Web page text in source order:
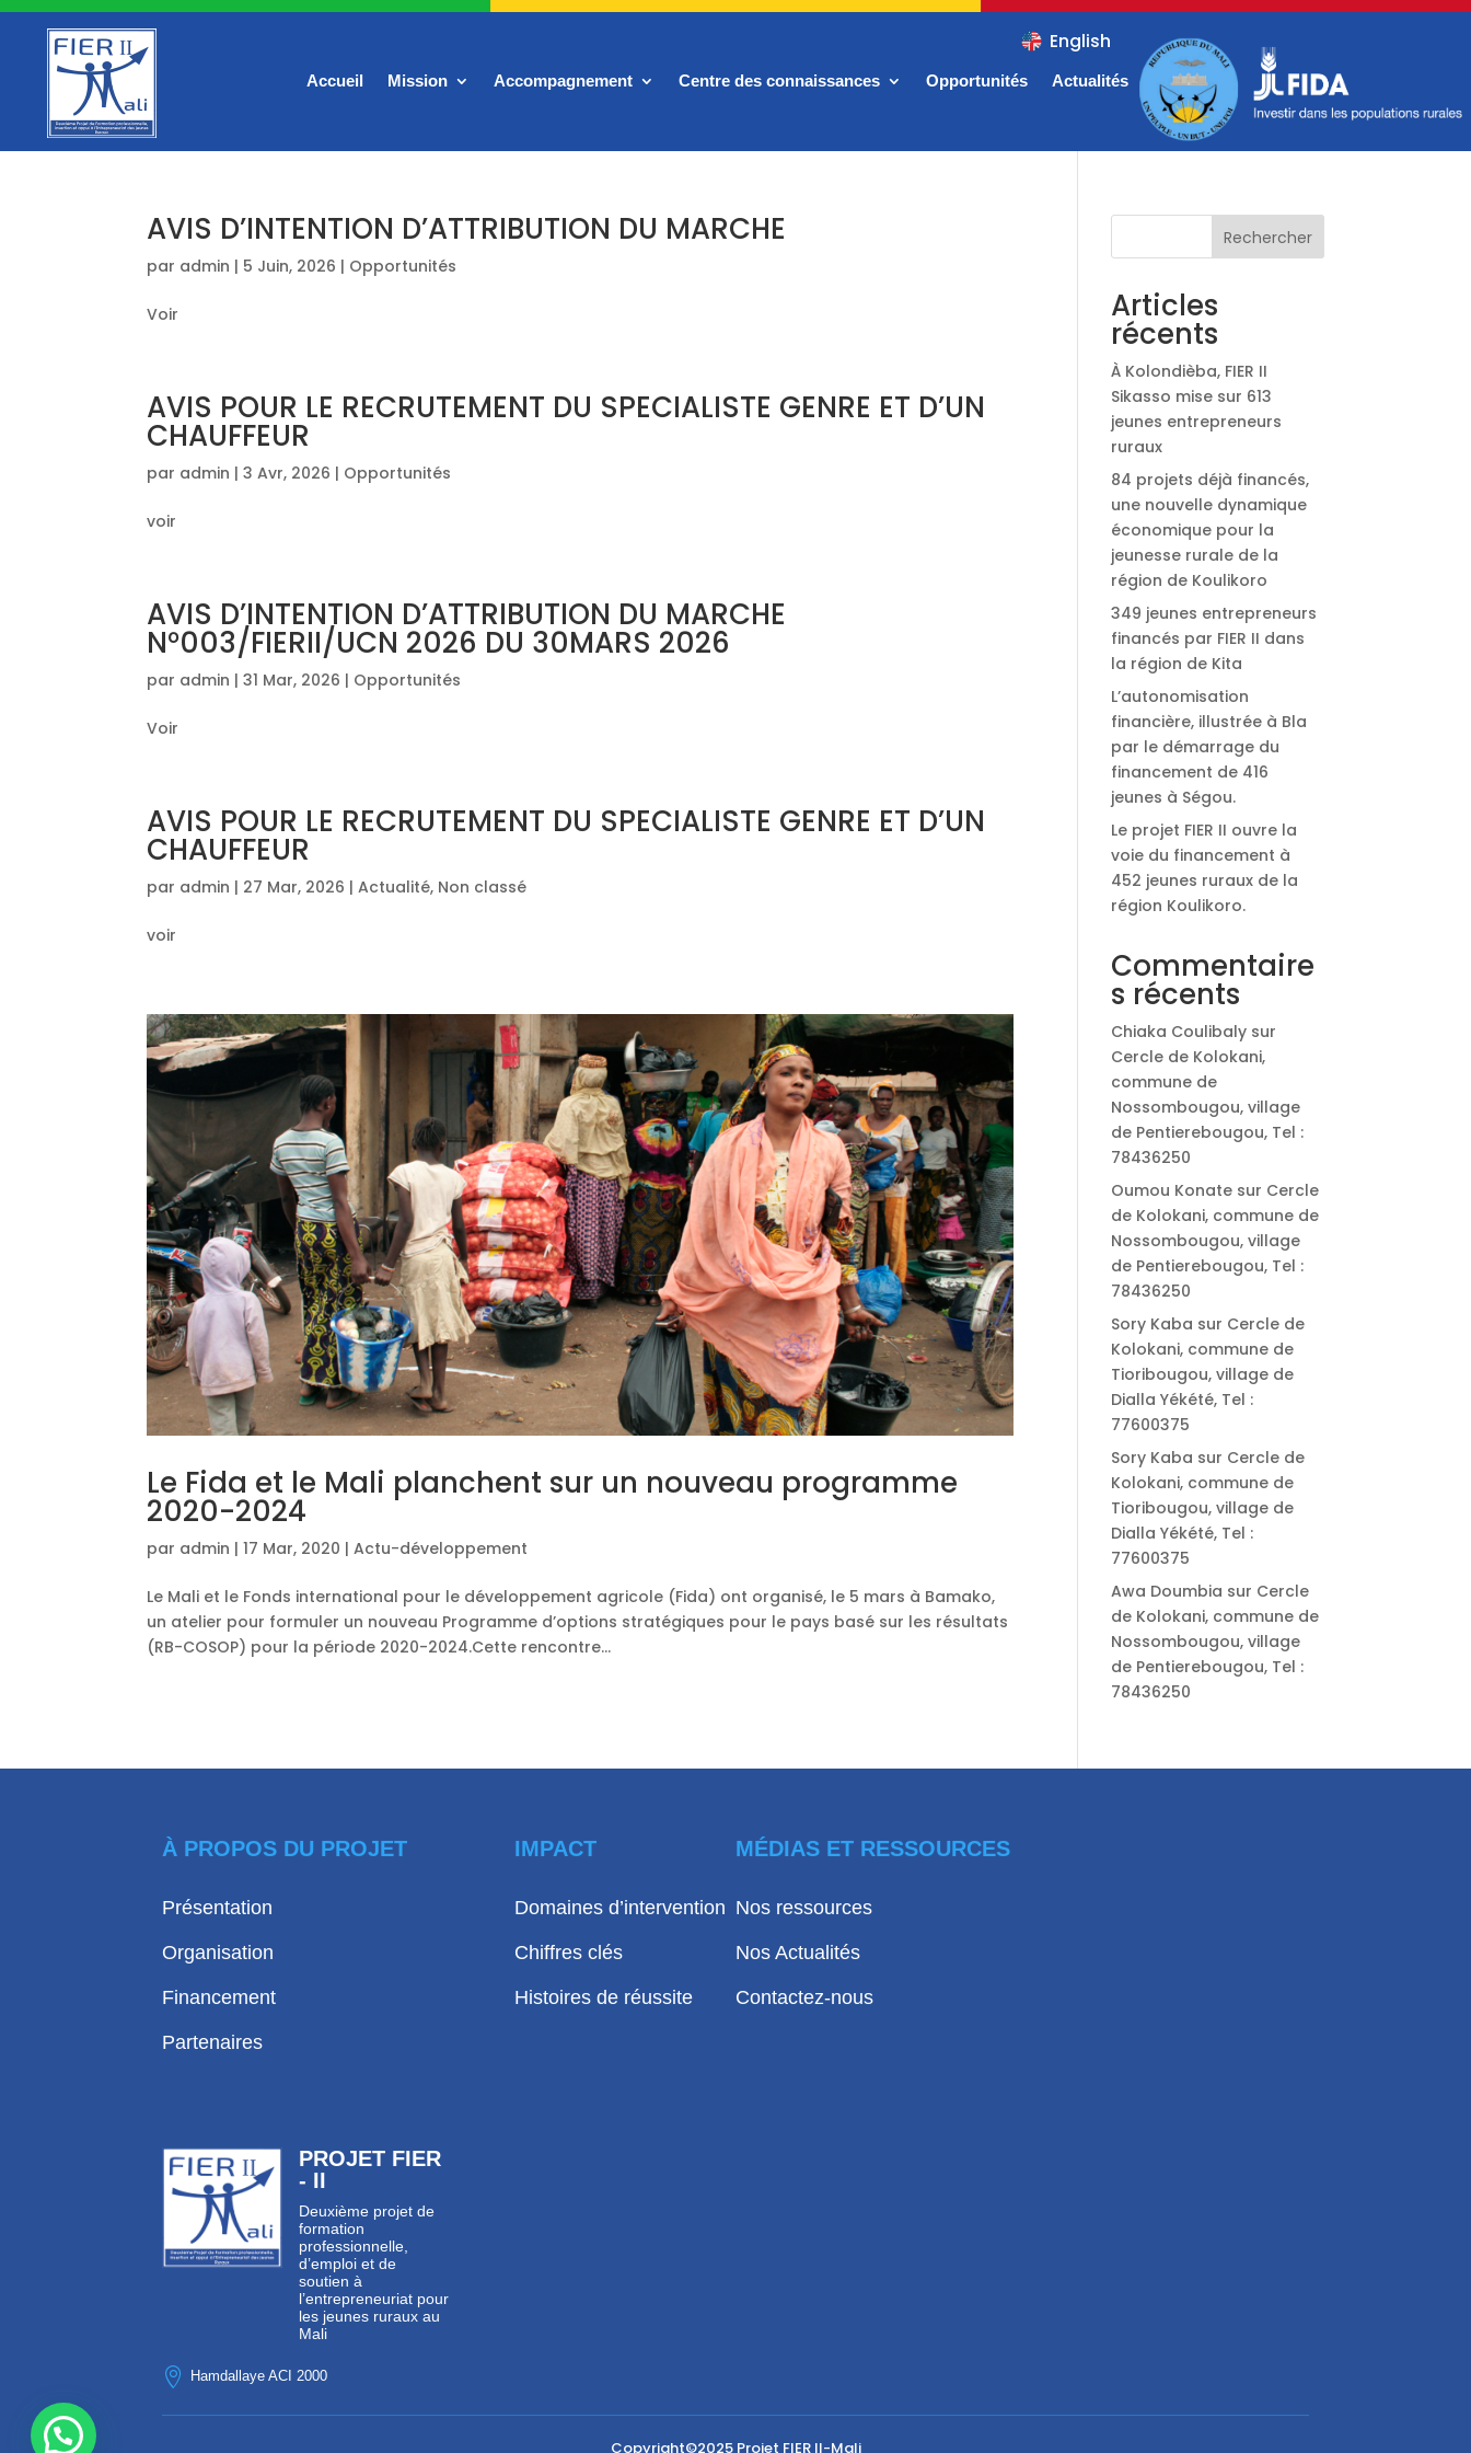
Accueil Mission Accompagnement Centre des connaissances Opportunités Actualités
English
AVIS D’INTENTION D’ATTRIBUTION DU MARCHE
par admin | 5 Juin, 2026 | Opportunités
Voir
AVIS POUR LE RECRUTEMENT DU SPECIALISTE GENRE ET D’UN
CHAUFFEUR
par admin |3 Avr, 2026 | Opportunités
voir
AVIS D’INTENTION D’ATTRIBUTION DU MARCHE
N°003/FIERII/UCN 2026 DU 30MARS 2026
par admin |31 Mar, 2026 | Opportunités
Voir
AVIS POUR LE RECRUTEMENT DU SPECIALISTE GENRE ET D’UN
CHAUFFEUR
par admin | 27 Mar, 2026 |Actualité, Non classé
voir
Le Fida et le Mali planchent sur un nouveau programme
2020-2024
par admin |17 Mar, 2020 |Actu-développement
Le Mali et le Fonds international pour le développement agricole (Fida) ont organisé, le 5 mars à Bamako,
un atelier pour formuler un nouveau Programme d’options stratégiques pour le pays basé sur les résultats
(RB-COSOP) pour la période 2020-2024.Cette rencontre...
Rechercher
Articles
récents
À Kolondièba, FIER II
Sikasso mise sur 613
jeunes entrepreneurs
ruraux
84 projets déjà financés,
une nouvelle dynamique
économique pour la
jeunesse rurale de la
région de Koulikoro
349 jeunes entrepreneurs
financés par FIER II dans
la région de Kita
L’autonomisation
financière, illustrée à Bla
par le démarrage du
financement de 416
jeunes à Ségou.
Le projet FIER II ouvre la
voie du financement à
452 jeunes ruraux de la
région Koulikoro.
Commentaire
s récents
Chiaka Coulibaly sur
Cercle de Kolokani,
commune de
Nossombougou, village
de Pentierebougou, Tel :
78436250
Oumou Konate sur Cercle
de Kolokani, commune de
Nossombougou, village
de Pentierebougou, Tel :
78436250
Sory Kaba sur Cercle de
Kolokani, commune de
Tioribougou, village de
Dialla Yékété, Tel :
77600375
Sory Kaba sur Cercle de
Kolokani, commune de
Tioribougou, village de
Dialla Yékété, Tel :
77600375
Awa Doumbia sur Cercle
de Kolokani, commune de
Nossombougou, village
de Pentierebougou, Tel :
78436250
À PROPOS DU PROJET
Présentation
Organisation
Financement
Partenaires
PROJET FIER
- II
Deuxième projet de
formation
professionnelle,
d’emploi et de
soutien à
l’entrepreneuriat pour
les jeunes ruraux au
Mali
 Hamdallaye ACI 2000
IMPACT
Domaines d’intervention
Chiffres clés
Histoires de réussite
MÉDIAS ET RESSOURCES
Nos ressources
Nos Actualités
Contactez-nous
Copyright©2025Projet FIER II-Mali